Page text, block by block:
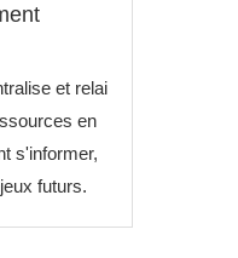
et relai
en
s'informer,
futurs.